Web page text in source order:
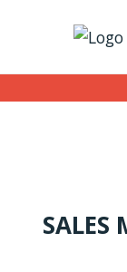
SALES